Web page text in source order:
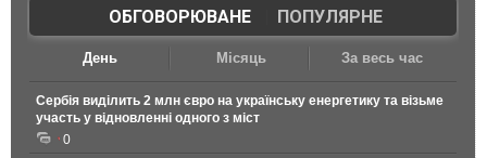
ОБГОВОРЮВАНЕ| ПОПУЛЯРНЕ
День Місяць За весь час
Сербія виділить 2 млн євро на українську енергетику та візьме
участь у відновленні одного з міст
0